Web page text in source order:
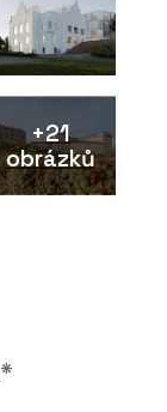
+21
obrázků
*